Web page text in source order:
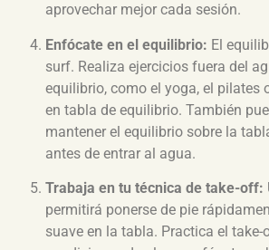
aprovechar mejor cada sesión.
Enfócate en el equilibrio: El
surf. Realiza ejercicios fuera del
equilibrio, como el yoga, el pilates
en tabla de equilibrio. También
mantener el equilibrio sobre la
antes de entrar al agua.
Trabaja en tu técnica de take-off:
permitirá ponerse de pie
suave en la tabla. Practica el